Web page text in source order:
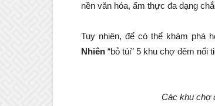
nền văn hóa, ẩm thực đa dạng
Tuy nhiên, để có thể khám phá
Nhiên “bỏ túi” 5 khu chợ đêm nổi
Các khu chợ